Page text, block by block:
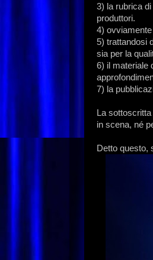
3) la rubrica
produttori.
4)
5) trattandosi
sia per la
6) il materiale
7) la
La
in scena, né
Detto questo,